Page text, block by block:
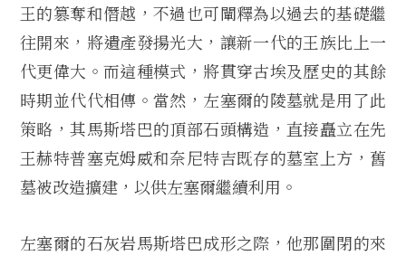
王的篡奪和僭越，不過也可闡釋為以過去的基礎繼
往開來，將遺產發揚光大，讓新一代的王族比上一
代更偉大。而這種模式，將貫穿古埃及歷史的其餘
時期並代代相傳。當然，左塞爾的陵墓就是用了此
策略，其馬斯塔巴的頂部石頭構造，直接矗立在先
王赫特普塞克姆威和奈尼特吉既存的墓室上方，舊
墓被改造擴建，以供左塞爾繼續利用。
左塞爾的石灰岩馬斯塔巴成形之際，他那圍閉的來